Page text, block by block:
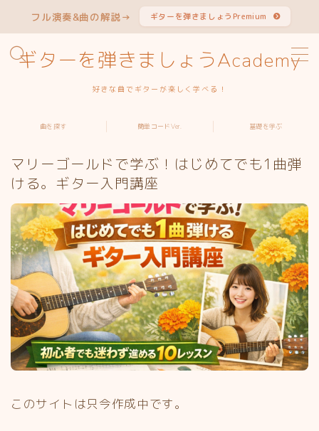
フル演奏&曲の解説→ ギターを弾きましょうPremium
ギターを弾きましょうAcademy
好きな曲でギターが楽しく学べる！
MENU
簡単コードVer.特集
ギターを学ぶ
よくある質問
曲を探す 簡単コードVer. 基礎を学ぶ
マリーゴールドで学ぶ！はじめてでも1曲弾
ける。ギター入門講座
このサイトは只今作成中です。